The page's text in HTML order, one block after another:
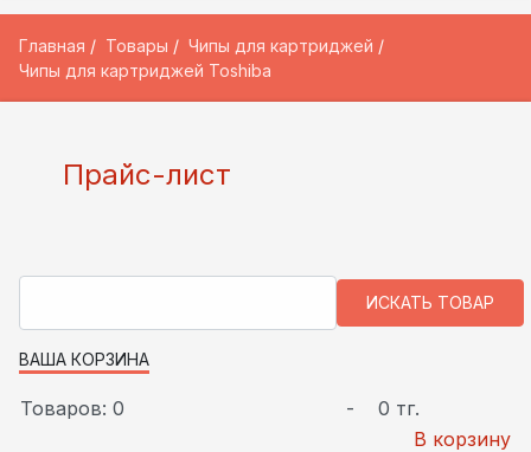
Главная Товары
Чипы для картриджей
Чипы для картриджей Toshiba
Прайс-лист
ВАША КОРЗИНА
Товаров: 0 -
0 тг.
В корзину